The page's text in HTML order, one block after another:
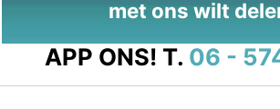
met ons wilt
APP ONS! T. 06 -